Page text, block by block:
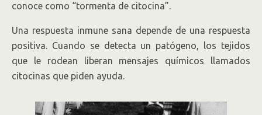
conoce como “tormenta de citocina”.
Una respuesta inmune sana depende de una respuesta
positiva. Cuando se detecta un patógeno, los tejidos
que le rodean liberan mensajes químicos llamados
citocinas que piden ayuda.